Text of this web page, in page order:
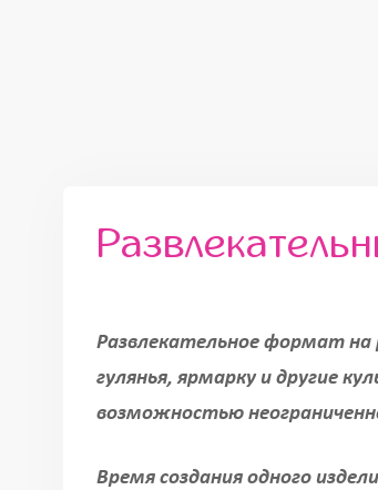
Развлекательное формат на
гулянья, ярмарку и другие
возможностью
Время создания одного